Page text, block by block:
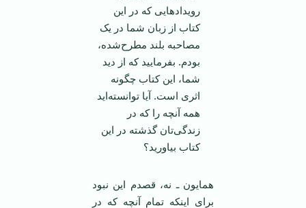
رویدادهایی که در این
کتاب از زبان شما در یک
مصاحبه بلند مطرح‌شده،
بودم. بفرمایید که از دید
شما، این کتاب چگونه
اثری است. آیا توانسته‌اید
همه آنچه را که در
زندگی‌تان گذشته در این
کتاب بیاورید؟
همایون ـ نه، قصدم این نبود
برای اینکه تمام آنچه که در